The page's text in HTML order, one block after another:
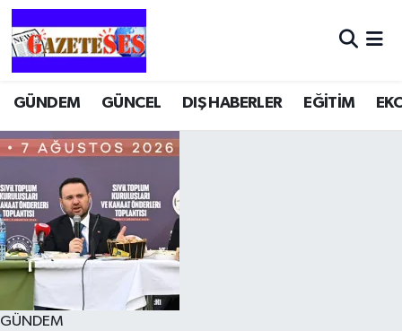
GÜNDEM GÜNCEL DIŞ HABERLER EĞİTİM
GÜNDEM